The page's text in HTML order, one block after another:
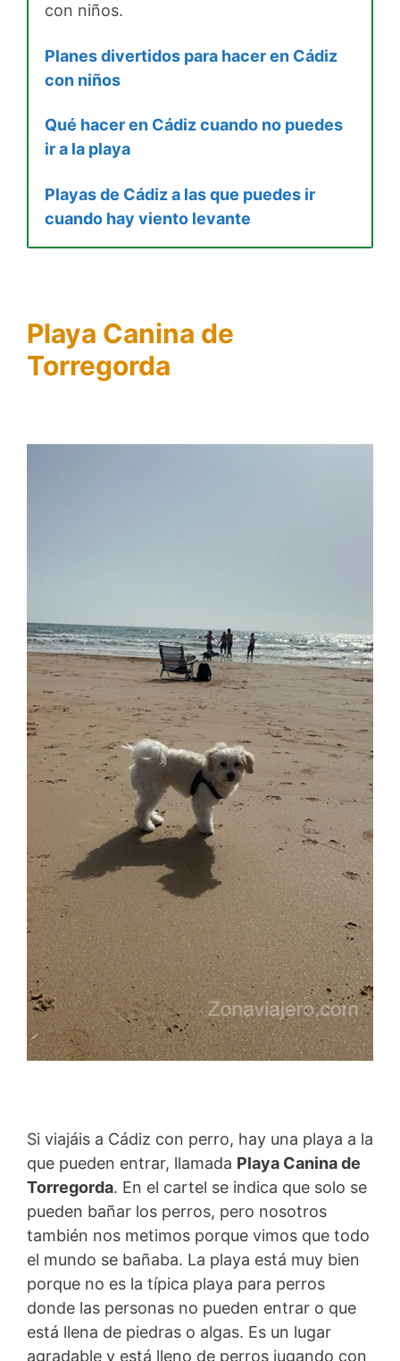
con niños.
Planes divertidos para hacer en Cádiz
con niños
Qué hacer en Cádiz cuando no puedes
ir a la playa
Playas de Cádiz a las que puedes ir
cuando hay viento levante
Playa Canina de
Torregorda
Si viajáis a Cádiz con perro, hay una playa a la
que pueden entrar, llamada Playa Canina de
Torregorda. En el cartel se indica que solo se
pueden bañar los perros, pero nosotros
también nos metimos porque vimos que todo
el mundo se bañaba. La playa está muy bien
porque no es la típica playa para perros
donde las personas no pueden entrar o que
está llena de piedras o algas. Es un lugar
agradable y está lleno de perros jugando con